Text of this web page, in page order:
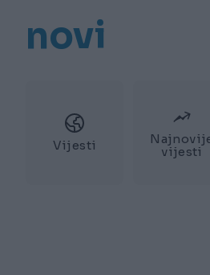
novi
Vijesti
vijesti